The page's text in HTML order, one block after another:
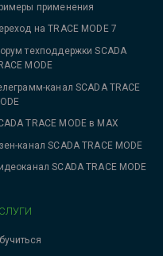
применения
на TRACE MODE 7
техподдержки SCADA
MODE
канал SCADA TRACE
TRACE MODE в MAX
канал SCADA TRACE MODE
SCADA TRACE MODE